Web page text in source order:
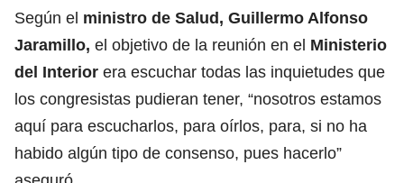
Según el ministro de Salud, Guillermo Alfonso
Jaramillo, el objetivo de la reunión en el Ministerio
del Interior era escuchar todas las inquietudes que
los congresistas pudieran tener, “nosotros estamos
aquí para escucharlos, para oírlos, para, si no ha
habido algún tipo de consenso, pues hacerlo”